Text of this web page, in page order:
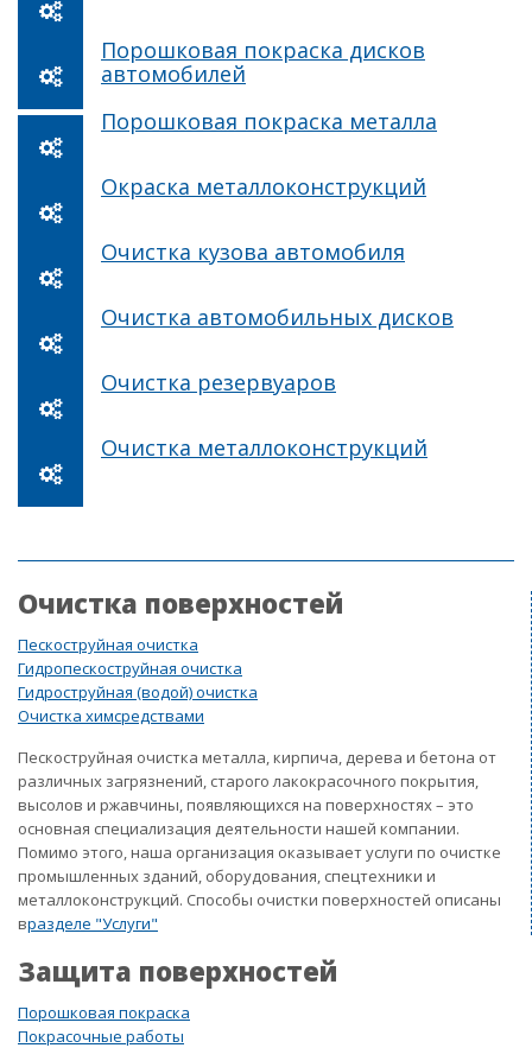
Порошковая покраска дисков
автомобилей
Порошковая покраска металла
Окраска металлоконструкций
Очистка кузова автомобиля
Очистка автомобильных дисков
Очистка резервуаров
Очистка металлоконструкций
Очистка поверхностей
Пескоструйная очистка
Гидропескоструйная очистка
Гидроструйная (водой) очистка
Очистка химсредствами
Пескоструйная очистка металла, кирпича, дерева и бетона от
различных загрязнений, старого лакокрасочного покрытия,
высолов и ржавчины, появляющихся на поверхностях – это
основная специализация деятельности нашей компании.
Помимо этого, наша организация оказывает услуги по очистке
промышленных зданий, оборудования, спецтехники и
металлоконструкций. Способы очистки поверхностей описаны
вразделе "Услуги"
Защита поверхностей
Порошковая покраска
Покрасочные работы